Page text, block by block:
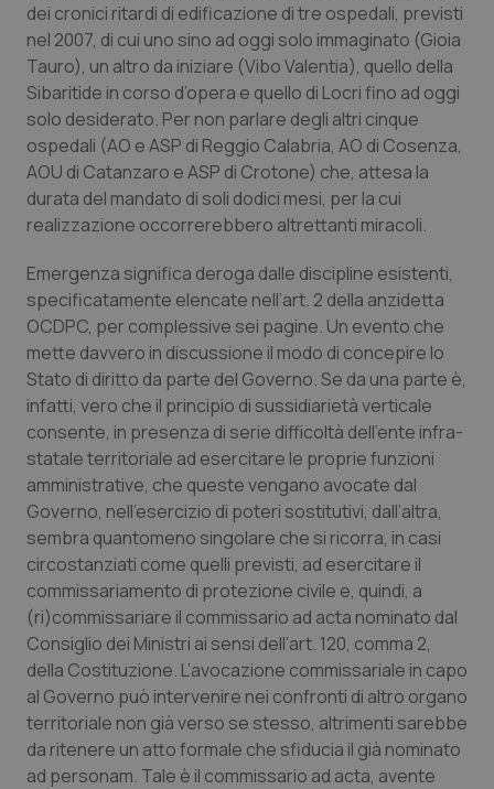
Friuli Venezia Giulia
Lazio
Liguria
Lombardia
Molise
Piemonte
Provincia Autonoma di Bolzano
Provincia Autonoma di Trento
Puglia
Sardegna
Sicilia
Toscana
Umbria
Dermatite Atopica
Diabete & glucometri
Disturbi dell’umore
Dolore
Epatiti
HIV
Infezioni & Febbre
Ipertensione & Scompenso
Malattie rare
Malattia di Crohn & Rettocolite Ulcerosa
Neuroscienze & patologie neurodegenerative
Obesità
Oftalmologia
dei cronici ritardi di edificazione di tre ospedali, previsti
nel 2007, di cui uno sino ad oggi solo immaginato (Gioia
Tauro), un altro da iniziare (Vibo Valentia), quello della
Sibaritide in corso d’opera e quello di Locri fino ad oggi
solo desiderato. Per non parlare degli altri cinque
ospedali (AO e ASP di Reggio Calabria, AO di Cosenza,
AOU di Catanzaro e ASP di Crotone) che, attesa la
durata del mandato di soli dodici mesi, per la cui
realizzazione occorrerebbero altrettanti miracoli.
Emergenza significa deroga dalle discipline esistenti,
specificatamente elencate nell’art. 2 della anzidetta
OCDPC, per complessive sei pagine. Un evento che
mette davvero in discussione il modo di concepire lo
Stato di diritto da parte del Governo. Se da una parte è,
infatti, vero che il principio di sussidiarietà verticale
consente, in presenza di serie difficoltà dell’ente infra-
statale territoriale ad esercitare le proprie funzioni
amministrative, che queste vengano avocate dal
Governo, nell’esercizio di poteri sostitutivi, dall’altra,
sembra quantomeno singolare che si ricorra, in casi
circostanziati come quelli previsti, ad esercitare il
commissariamento di protezione civile e, quindi, a
(ri)commissariare il commissario ad acta nominato dal
Consiglio dei Ministri ai sensi dell’art. 120, comma 2,
della Costituzione. L’avocazione commissariale in capo
al Governo può intervenire nei confronti di altro organo
territoriale non già verso se stesso, altrimenti sarebbe
da ritenere un atto formale che sfiducia il già nominato
ad personam. Tale è il commissario ad acta, avente